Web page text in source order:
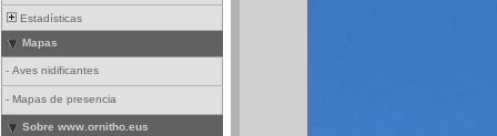
Estadísticas
Mapas
- Aves nidificantes
- Mapas de presencia
Sobre www.ornitho.eus